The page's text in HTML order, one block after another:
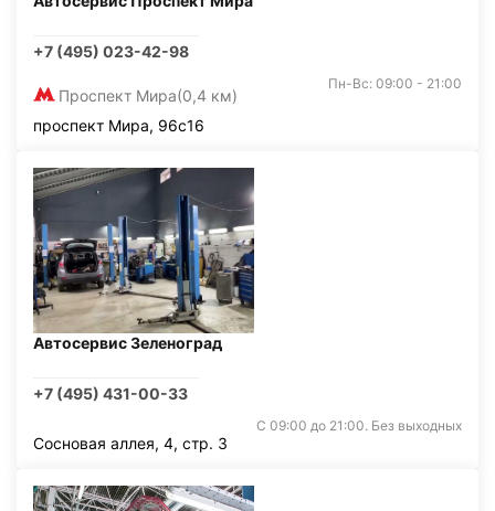
+7 (495) 023-42-98
Проспект Мира(0,4 км)
Пн-Вс: 09:00 - 21:00
проспект Мира, 96с16
Автосервис Зеленоград
+7 (495) 431-00-33
С 09:00 до 21:00. Без выходных
Сосновая аллея, 4, стр. 3